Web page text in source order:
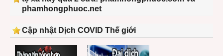
phamhongphuoc.net
Cập nhật Dịch COVID Thế giới